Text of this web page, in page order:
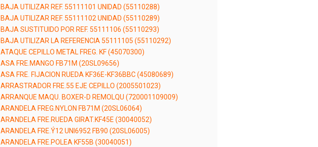
BAJA UTILIZAR REF. 55111101 UNIDAD (55110288)
BAJA UTILIZAR REF. 55111102 UNIDAD (55110289)
BAJA SUSTITUIDO POR REF. 55111106 (55110293)
BAJA UTILIZAR LA REFERENCIA 55111105 (55110292)
ATAQUE CEPILLO METAL FREG. KF (45070300)
ASA FRE.MANGO FB71M (20SL09656)
ASA FRE. FIJACION RUEDA KF36E-KF36BBC (45080689)
ARRASTRADOR FRE.55 EJE CEPILLO (2005501023)
ARRANQUE MAQU. BOXER-D REMOLQU (720001109009)
ARANDELA FREG.NYLON FB71M (20SL06064)
ARANDELA FRE.RUEDA GIRAT.KF45E (30040052)
ARANDELA FRE.Ý12 UNI6952 FB90 (20SL06005)
ARANDELA FRE.POLEA KF55B (30040051)